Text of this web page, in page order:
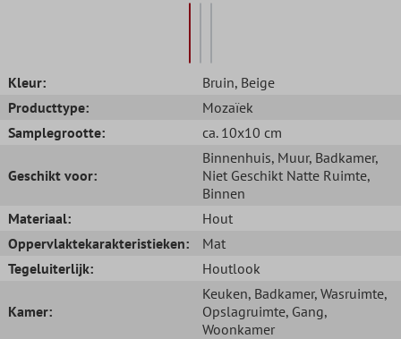
Kleur: Bruin, Beige
Producttype:
Mozaïek
Samplegrootte:
ca. 10x10 cm
Geschikt voor:
Binnenhuis, Muur, Badkamer,
Niet Geschikt Natte Ruimte,
Binnen
Materiaal:
Hout
Oppervlaktekarakteristieken:
Mat
Tegeluiterlijk:
Houtlook
Kamer:
Keuken, Badkamer, Wasruimte,
Opslagruimte, Gang,
Woonkamer